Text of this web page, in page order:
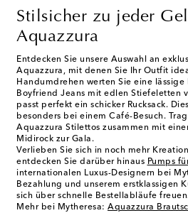
Stilsicher zu jeder
Aquazzura
Entdecken Sie unsere Auswahl an
Aquazzura, mit denen Sie Ihr Outfit
Handumdrehen werten Sie eine
Boyfriend Jeans mit edlen Stiefeletten
passt perfekt ein schicker Rucksack.
besonders bei einem Café-Besuch.
Aquazzura Stilettos zusammen mit
Midirock zur Gala.
Verlieben Sie sich in noch mehr
entdecken Sie darüber hinaus Pumps
internationalen Luxus-Designern bei
Bezahlung und unserem erstklassigen
sich über schnelle Bestellabläufe
Mehr bei Mytheresa: Aquazzura